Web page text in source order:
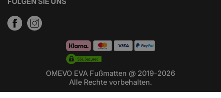
OMEVO EVA Fußmatten @ 2019-2026
Alle Rechte vorbehalten.